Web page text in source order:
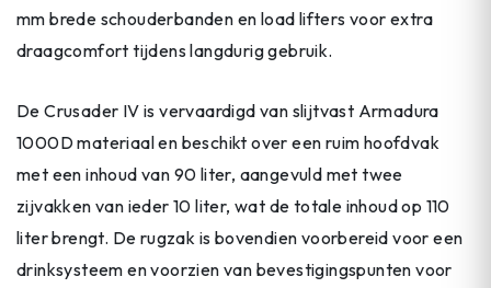
mm brede schouderbanden en load lifters voor extra
draagcomfort tijdens langdurig gebruik.
De Crusader IV is vervaardigd van slijtvast Armadura
1000D materiaal en beschikt over een ruim hoofdvak
met een inhoud van 90 liter, aangevuld met twee
zijvakken van ieder 10 liter, wat de totale inhoud op 110
liter brengt. De rugzak is bovendien voorbereid voor een
drinksysteem en voorzien van bevestigingspunten voor